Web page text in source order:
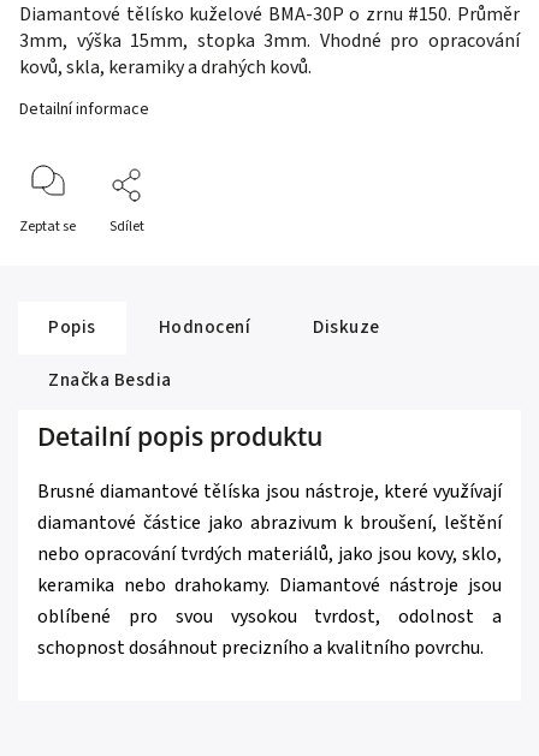
Diamantové tělísko kuželové BMA-30P o zrnu #150. Průměr
3mm, výška 15mm, stopka 3mm. Vhodné pro opracování
kovů, skla, keramiky a drahých kovů.
Detailní informace
Zeptat se Sdílet
Popis Hodnocení
Diskuze
Značka Besdia
Detailní popis produktu
Brusné diamantové tělíska jsou nástroje, které využívají
diamantové částice jako abrazivum k broušení, leštění
nebo opracování tvrdých materiálů, jako jsou kovy, sklo,
keramika nebo drahokamy. Diamantové nástroje jsou
oblíbené pro svou vysokou tvrdost, odolnost a
schopnost dosáhnout precizního a kvalitního povrchu.